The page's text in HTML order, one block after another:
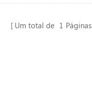
Um total de 1 Páginas